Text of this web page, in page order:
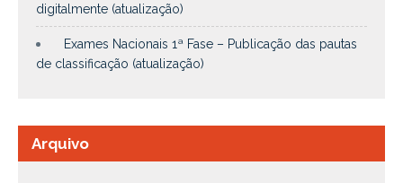
digitalmente (atualização)
Exames Nacionais 1ª Fase – Publicação das pautas
de classificação (atualização)
Arquivo